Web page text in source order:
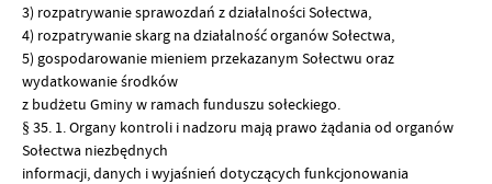
3) rozpatrywanie sprawozdań z działalności Sołectwa,
4) rozpatrywanie skarg na działalność organów Sołectwa,
5) gospodarowanie mieniem przekazanym Sołectwu oraz
wydatkowanie środków
z budżetu Gminy w ramach funduszu sołeckiego.
§ 35. 1. Organy kontroli i nadzoru mają prawo żądania od organów
Sołectwa niezbędnych
informacji, danych i wyjaśnień dotyczących funkcjonowania